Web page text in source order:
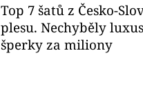
Top 7 šatů z Česko-
plesu. Nechyběly
šperky za miliony